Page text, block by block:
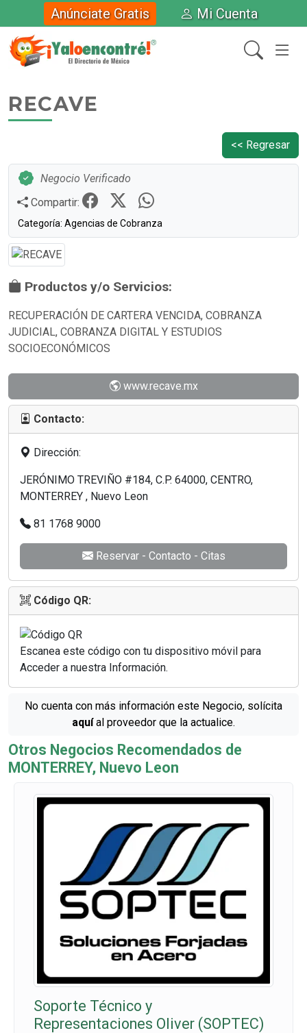
Anúnciate Gratis Mi Cuenta
RECAVE
<< Regresar
Negocio Verificado
Compartir:
Categoría: Agencias de Cobranza
Productos y/o Servicios:
RECUPERACIÓN DE CARTERA VENCIDA, COBRANZA
JUDICIAL, COBRANZA DIGITAL Y ESTUDIOS
SOCIOECONÓMICOS
www.recave.mx
Contacto:
Dirección:
JERÓNIMO TREVIÑO #184, C.P. 64000, CENTRO,
MONTERREY , Nuevo Leon
81 1768 9000
Reservar - Contacto - Citas
Código QR:
Escanea este código con tu dispositivo móvil para
Acceder a nuestra Información.
No cuenta con más información este Negocio, solícita
aquíal proveedor que la actualice.
Otros Negocios Recomendados de
MONTERREY, Nuevo Leon
Soporte Técnico y
Representaciones Oliver (SOPTEC)